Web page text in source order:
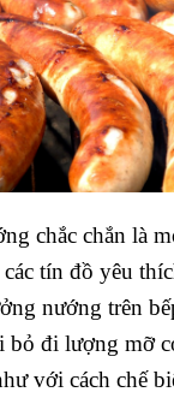
chắc chắn là
tín đồ yêu
nướng trên
bỏ đi lượng mỡ
với cách chế